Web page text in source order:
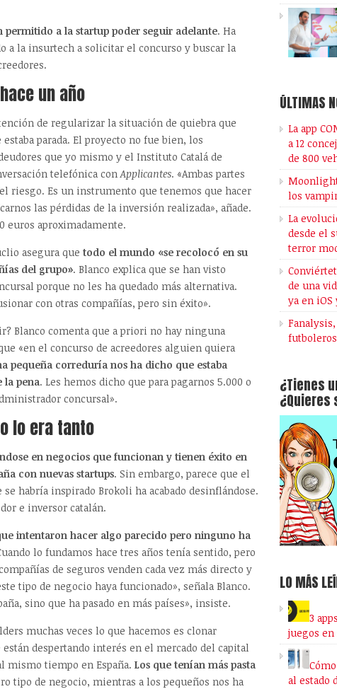
permitido a la startup poder seguir adelante. Ha
a la insurtech a solicitar el concurso y buscar la
un año
de regularizar la situación de quiebra que
parada. El proyecto no fue bien, los
que yo mismo y el Instituto Catalá de
telefónica conApplicantes. «Ambas partes
riesgo. Es un instrumento que tenemos que hacer
las pérdidas de la inversión realizada», añade.
euros aproximadamente.
asegura que todo el mundo «se recolocó en su
del grupo». Blanco explica que se han visto
porque no les ha quedado más alternativa.
con otras compañías, pero sin éxito».
Blanco comenta que a priori no hay ninguna
«en el concurso de acreedores alguien quiera
pequeña correduría nos ha dicho que estaba
la pena. Les hemos dicho que para pagarnos 5.000 o
concursal».
lo era tanto
en negocios que funcionan y tienen éxito en
con nuevas startups. Sin embargo, parece que el
habría inspirado Brokoli ha acabado desinflándose.
e inversor catalán.
intentaron hacer algo parecido pero ninguno ha
lo fundamos hace tres años tenía sentido, pero
de seguros venden cada vez más directo y
tipo de negocio haya funcionado», señala Blanco.
sino que ha pasado en más países», insiste.
muchas veces lo que hacemos es clonar
despertando interés en el mercado del capital
mismo tiempo en España. Los que tenían más pasta
tipo de negocio, mientras a los pequeños nos ha
ÚLTIMAS
La app
a 12
de 800
los
La
desde el
terror
de una
ya en iOS
futboleros
¿Tienes
¿Quieres
LO MÁS
3
juegos en
al estado